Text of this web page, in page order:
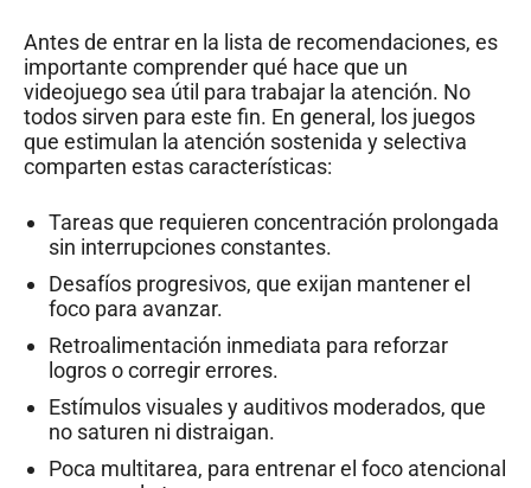
Antes de entrar en la lista de recomendaciones, es
importante comprender qué hace que un
videojuego sea útil para trabajar la atención. No
todos sirven para este fin. En general, los juegos
que estimulan la atención sostenida y selectiva
comparten estas características:
Tareas que requieren concentración prolongada
sin interrupciones constantes.
Desafíos progresivos, que exijan mantener el
foco para avanzar.
Retroalimentación inmediata para reforzar
logros o corregir errores.
Estímulos visuales y auditivos moderados, que
no saturen ni distraigan.
Poca multitarea, para entrenar el foco atencional